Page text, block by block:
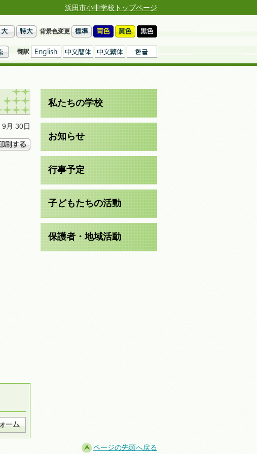
浜田市小中学校トップページ
背景色変更
翻訳
9月 30日
私たちの学校
お知らせ
行事予定
子どもたちの活動
保護者・地域活動
ページの先頭へ戻る